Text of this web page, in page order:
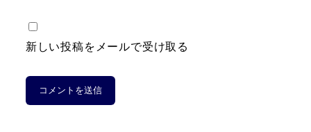
新しい投稿をメールで受け取る